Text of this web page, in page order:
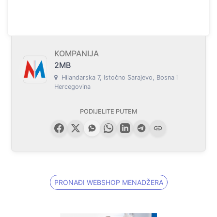
KOMPANIJA
2MB
Hilandarska 7, Istočno Sarajevo, Bosna i
Hercegovina
PODIJELITE PUTEM
PRONAĐI WEBSHOP MENADŽERA